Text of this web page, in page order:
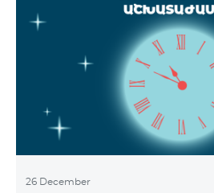
ցանցը կանջատվի Տավուշի և
2026թ.-ի հունվարի 15-ից:
անխափան հասանելությունն
նպատակով շարունակում է
առաջարկ, որը
բերել նոր տեխնոլոգիաներով
հեռախոսնե
26 December